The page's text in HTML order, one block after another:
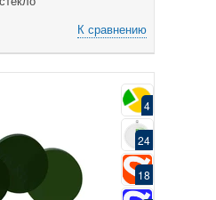
К сравнению
4
24
18